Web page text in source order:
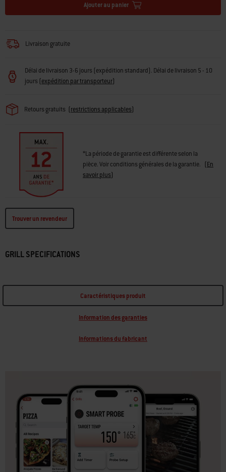
Ajouter au panier
Livraison gratuite
Délai de livraison 3-6 jours (expédition standard). Délai de livraison 5 - 10
jours (expédition par transporteur)
Retours gratuits (restrictions applicables)
*La période de garantie est différente selon la
pièce. Voir conditions générales de la garantie. (En
savoir plus)
Trouver un revendeur
GRILL SPECIFICATIONS
Caractéristiques produit
Information des garanties
Informations du fabricant